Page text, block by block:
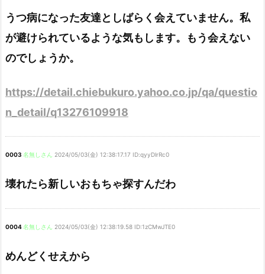
うつ病になった友達としばらく会えていません。私
が避けられているような気もします。もう会えない
のでしょうか。
https://detail.chiebukuro.yahoo.co.jp/qa/questio
n_detail/q13276109918
0003 名無しさん 2024/05/03(金) 12:38:17.17 ID:qyyDlrRc0
壊れたら新しいおもちゃ探すんだわ
0004名無しさん 2024/05/03(金) 12:38:19.58 ID:1zCMwJTE0
めんどくせえから